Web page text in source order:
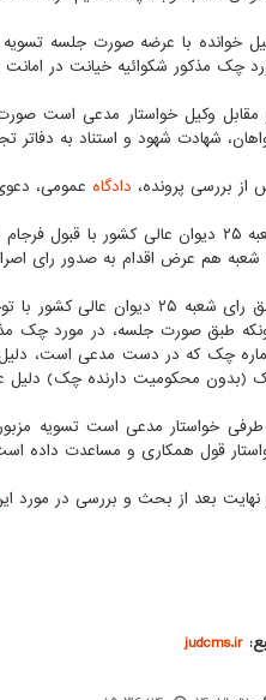
خوانده با عرضه صورت جلسه
چک مذکور شکوائیه خیانت در
مقابل وکیل خواستار مدعی است
شهادت شهود و استناد به
از بررسی پرونده، دادگاه عمومی،
شعبه ۲۵ دیوان عالی کشور با
شعبه هم عرض اقدام به صدور رای
طبق رای شعبه ۲۵
طبق صورت جلسه، در مورد چک
چک که در دست مدعی است،
(بدون محکومیت دارنده چک) دلیل
طرفی خواستار مدعی است تسویه
قول همکاری و مساعدت داده
نهایت بعد از بحث و بررسی در مورد
judcms.ir